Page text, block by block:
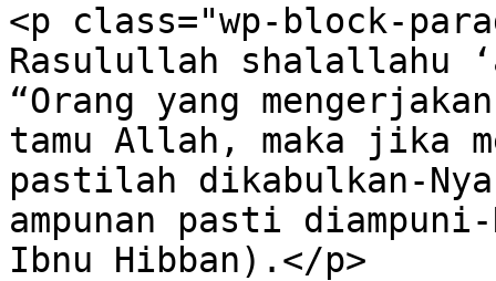
<p class="wp-block-
Rasulullah shalallahu
“Orang yang
tamu Allah, maka jika
pastilah dikabulkan-
ampunan pasti
Ibnu Hibban).</p>